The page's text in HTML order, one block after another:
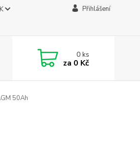
Přihlášení
0ks
za 0 Kč
50Ah